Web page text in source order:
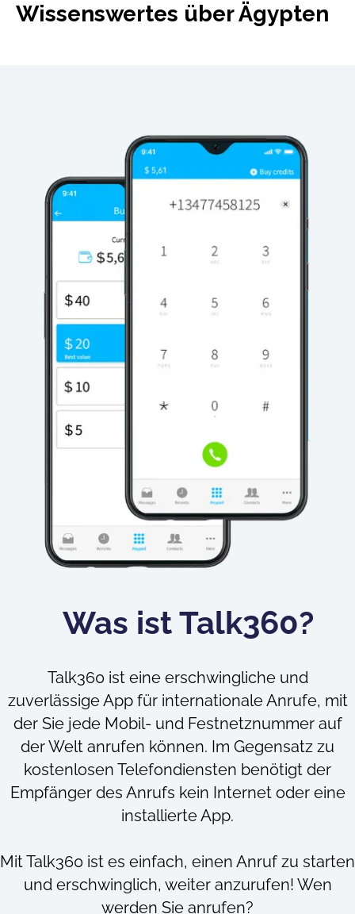
Wissenswertes über Ägypten
Was ist Talk360?
Talk360 ist eine erschwingliche und
zuverlässige App für internationale Anrufe, mit
der Sie jede Mobil- und Festnetznummer auf
der Welt anrufen können. Im Gegensatz zu
kostenlosen Telefondiensten benötigt der
Empfänger des Anrufs kein Internet oder eine
installierte App.
Mit Talk360 ist es einfach, einen Anruf zu starten
und erschwinglich, weiter anzurufen! Wen
werden Sie anrufen?